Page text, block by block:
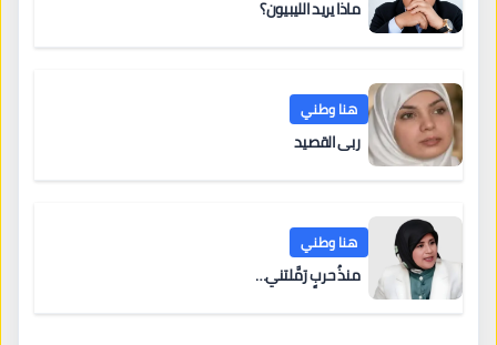
ماذا يريد الليبيون؟
هنا وطني
ربى القصيد
هنا وطني
منذُ حربٍ رَمَّلتني…